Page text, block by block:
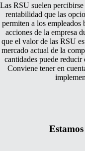
Las RSU suelen
rentabilidad que las
permiten a los empleados
acciones de la empresa
que el valor de las RSU
mercado actual de la
cantidades puede
Conviene tener en